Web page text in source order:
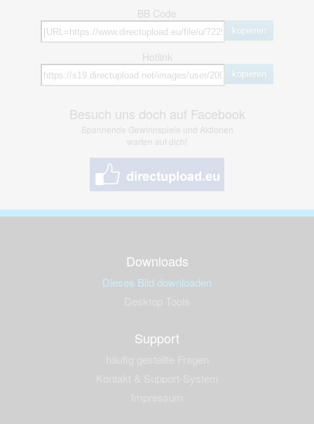
BB Code
kopieren
Hotlink
kopieren
Besuch uns doch auf Facebook
Spannende Gewinnspiele und Aktionen
warten auf dich!
Downloads
Dieses Bild downloaden
Support